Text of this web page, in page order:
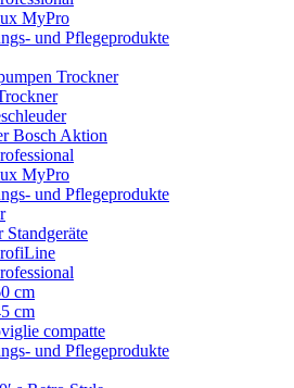
MyPro
und Pflegeprodukte
Trockner
Bosch Aktion
MyPro
und Pflegeprodukte
Standgeräte
cm
cm
compatte
und Pflegeprodukte